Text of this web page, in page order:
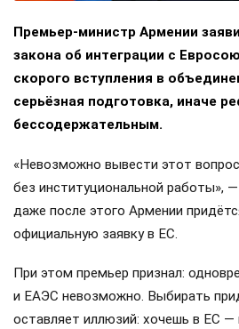
Премьер-министр Армении
закона об интеграции с
скорого вступления в
серьёзная подготовка, иначе
бессодержательным.
«Невозможно вывести этот
без институциональной работы»,
даже после этого Армении
официальную заявку в ЕС.
При этом премьер признал:
и ЕАЭС невозможно. Выбирать
оставляет иллюзий: хочешь в ЕС —